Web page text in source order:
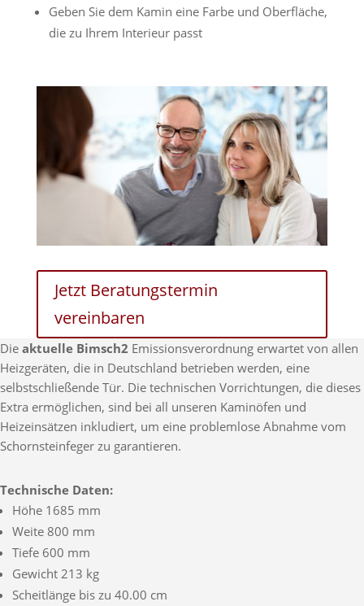
Geben Sie dem Kamin eine Farbe und Oberfläche,
die zu Ihrem Interieur passt
Jetzt Beratungstermin
vereinbaren
Die aktuelle Bimsch2 Emissionsverordnung erwartet von allen
Heizgeräten, die in Deutschland betrieben werden, eine
selbstschließende Tür. Die technischen Vorrichtungen, die dieses
Extra ermöglichen, sind bei all unseren Kaminöfen und
Heizeinsätzen inkludiert, um eine problemlose Abnahme vom
Schornsteinfeger zu garantieren.
Technische Daten:
Höhe 1685 mm
Weite 800 mm
Tiefe 600 mm
Gewicht 213 kg
Scheitlänge bis zu 40.00 cm